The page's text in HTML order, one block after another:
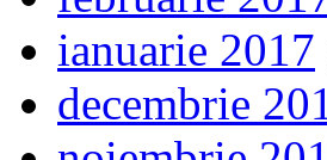
ianuarie 2017
decembrie